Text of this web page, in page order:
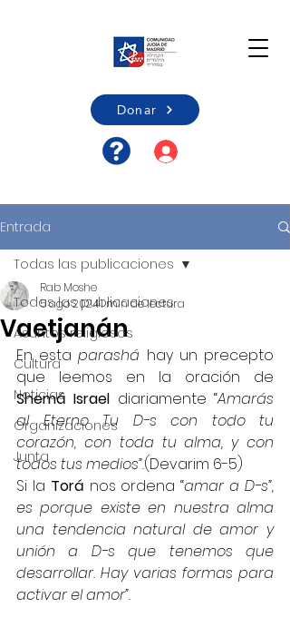
Donar
Entrada
Todas las publicaciones
Asuntos religiosos
Cultura
Noticias
Organizaciones
Junta
Todas las publicaciones
Vaetjanán
Rab Moshe
5 ago 20241 min de lectura
En esta parashá hay un precepto
Shemá Israel diariamente “Amarás
al Eterno Tu D-s con todo tu
corazón, con toda tu alma, y con
todos tus medios”.(Devarim 6-5)
Si la Torá nos ordena “amar a D-s”,
es porque existe en nuestra alma
una tendencia natural de amor y
unión a D-s que tenemos que
desarrollar. Hay varias formas para
activar el amor”.